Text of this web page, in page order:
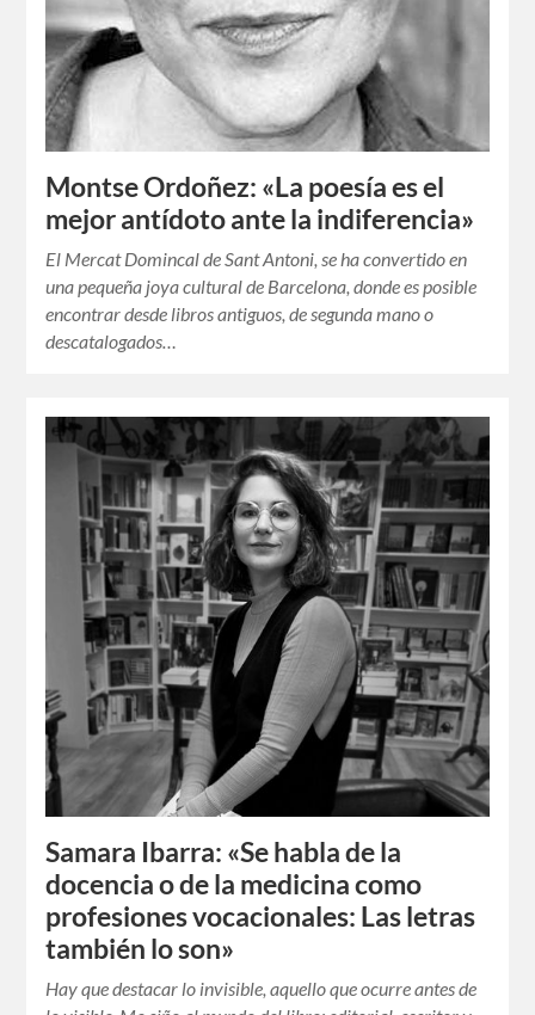
Montse Ordoñez: «La poesía es el
mejor antídoto ante la indiferencia»
El Mercat Domincal de Sant Antoni, se ha convertido en
una pequeña joya cultural de Barcelona, donde es posible
encontrar desde libros antiguos, de segunda mano o
descatalogados…
Samara Ibarra: «Se habla de la
docencia o de la medicina como
profesiones vocacionales: Las letras
también lo son»
Hay que destacar lo invisible, aquello que ocurre antes de